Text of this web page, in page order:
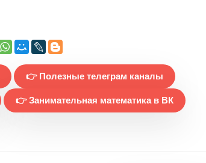
👉 Полезные телеграм каналы
👉 Занимательная математика в ВК